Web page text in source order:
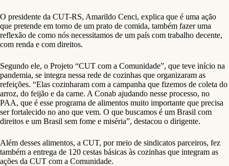
O presidente da CUT-RS, Amarildo Cenci, explica que é uma ação
que pretende em torno de um prato de comida, também fazer uma
reflexão de como nós necessitamos de um país com trabalho decente,
com renda e com direitos.
Segundo ele, o Projeto “CUT com a Comunidade”, que teve início na
pandemia, se integra nessa rede de cozinhas que organizaram as
refeições. “Elas cozinharam com a campanha que fizemos de coleta do
arroz, do feijão e da carne. A Conab ajudando nesse processo, no
PAA, que é esse programa de alimentos muito importante que precisa
ser fortalecido no ano que vem. O que buscamos é um Brasil com
direitos e um Brasil sem fome e miséria”, destacou o dirigente.
Além desses alimentos, a CUT, por meio de sindicatos parceiros, fez
também a entrega de 120 cestas básicas às cozinhas que integram as
ações da CUT com a Comunidade.